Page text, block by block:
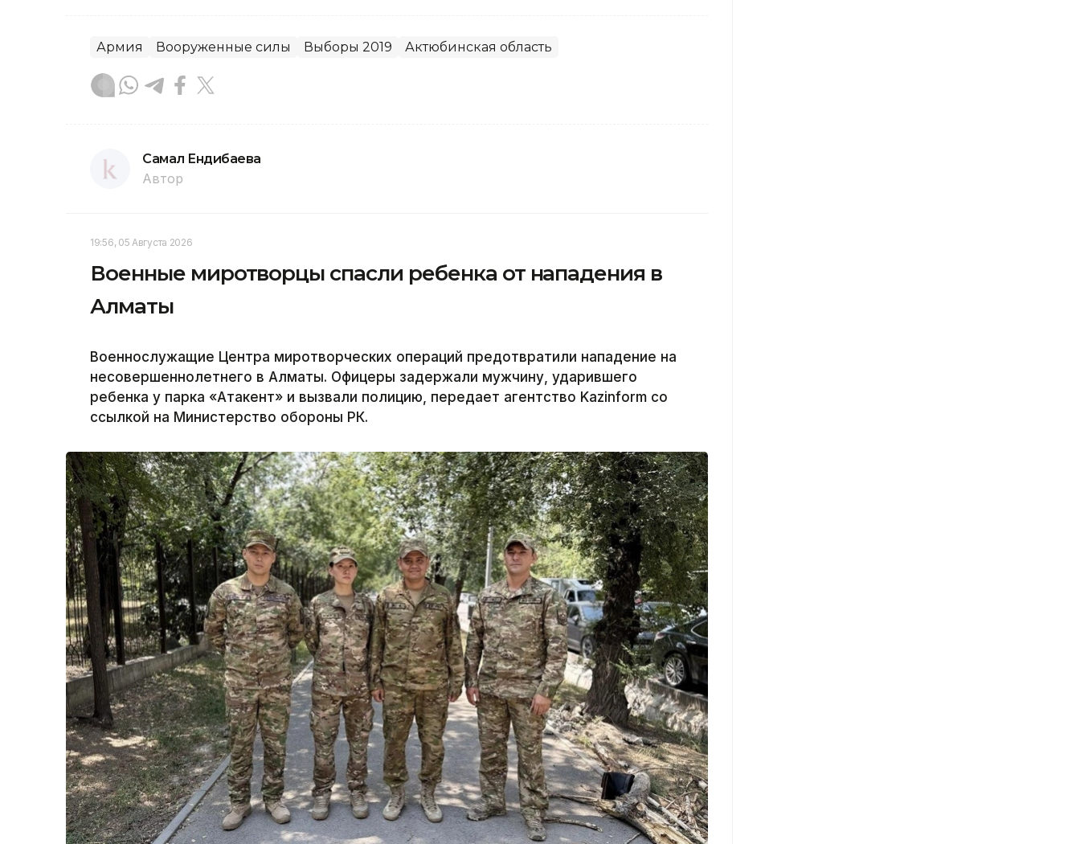
Армия Вооруженные силы Выборы 2019 Актюбинская область
Самал Ендибаева
Автор
19:56, 05 Августа 2026
Военные миротворцы спасли ребенка от нападения в
Алматы
Военнослужащие Центра миротворческих операций предотвратили нападение на
несовершеннолетнего в Алматы. Офицеры задержали мужчину, ударившего
ребенка у парка «Атакент» и вызвали полицию, передает агентство Kazinform со
ссылкой на Министерство обороны РК.